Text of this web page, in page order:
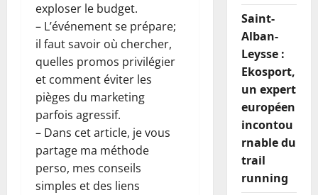
exploser le budget.
– L’événement se prépare;
il faut savoir où chercher,
quelles promos privilégier
et comment éviter les
pièges du marketing
parfois agressif.
– Dans cet article, je vous
partage ma méthode
perso, mes conseils
simples et des liens
Saint-
Alban-
Leysse :
Ekosport,
un expert
européen
incontou
rnable du
trail
running